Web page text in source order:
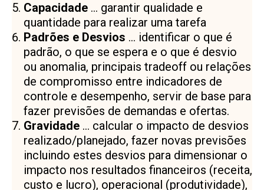
Capacidade … garantir qualidade e
quantidade para realizar uma tarefa
Padrões e Desvios … identificar o que é
padrão, o que se espera e o que é desvio
ou anomalia, principais tradeoff ou relações
de compromisso entre indicadores de
controle e desempenho, servir de base para
fazer previsões de demandas e ofertas.
Gravidade … calcular o impacto de desvios
realizado/planejado, fazer novas previsões
incluindo estes desvios para dimensionar o
impacto nos resultados financeiros (receita,
custo e lucro), operacional (produtividade),